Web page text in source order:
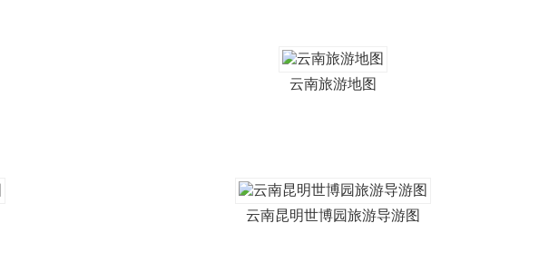
云南旅游地图
云南昆明世博园旅游导游图